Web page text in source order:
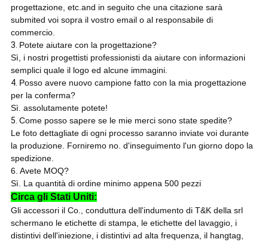
progettazione, etc.and in seguito che una citazione sarà
submited voi sopra il vostro email o al responsabile di
commercio.
3. Potete aiutare con la progettazione?
Sì, i nostri progettisti professionisti da aiutare con informazioni
semplici quale il logo ed alcune immagini.
4. Posso avere nuovo campione fatto con la mia progettazione
per la conferma?
Sì. assolutamente potete!
5. Come posso sapere se le mie merci sono state spedite?
Le foto dettagliate di ogni processo saranno inviate voi durante
la produzione. Forniremo no. d'inseguimento l'un giorno dopo la
spedizione.
6. Avete MOQ?
Sì. La quantità di ordine minimo appena 500 pezzi
Circa gli Stati Uniti:
Gli accessori il Co., conduttura dell'indumento di T&K della srl
schermano le etichette di stampa, le etichette del lavaggio, i
distintivi dell'iniezione, i distintivi ad alta frequenza, il hangtag,